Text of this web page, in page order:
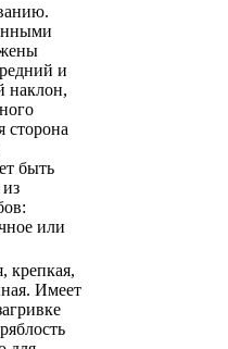
и
наклон,
сторона
быть
или
крепкая,
Имеет